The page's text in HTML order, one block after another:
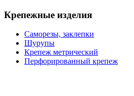
Крепежные изделия
Саморезы, заклепки
Шурупы
Крепеж метрический
Перфорированный крепеж